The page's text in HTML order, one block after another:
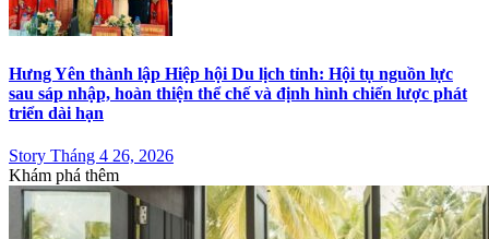
Hưng Yên thành lập Hiệp hội Du lịch tỉnh: Hội tụ nguồn lực
sau sáp nhập, hoàn thiện thể chế và định hình chiến lược phát
triển dài hạn
Story Tháng 4 26, 2026
Khám phá thêm